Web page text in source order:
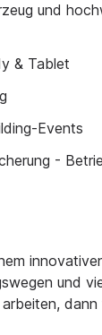
und
& Tablet
Events
-
und